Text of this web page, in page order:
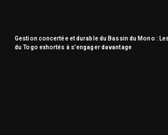
Gestion concertée et durable du Bassin du Mono :
du Togo exhortés à s’engager davantage